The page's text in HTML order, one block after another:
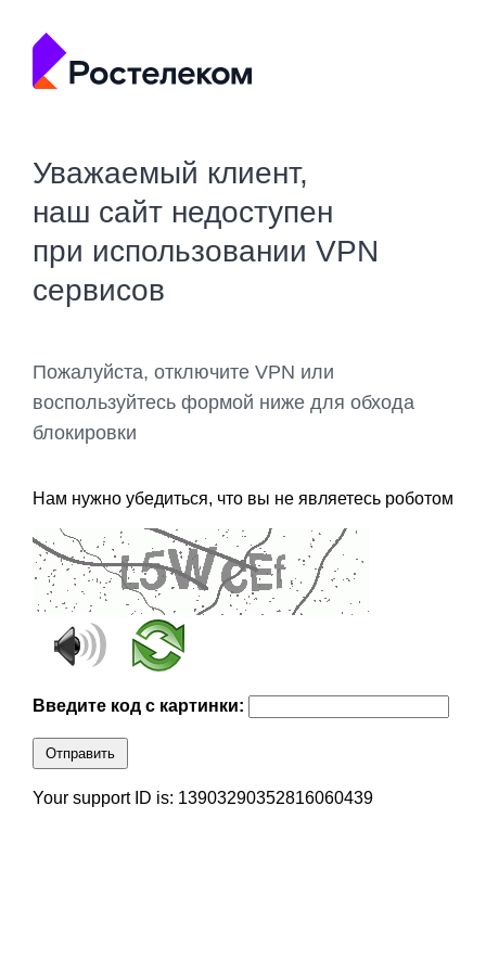
Уважаемый клиент,
наш сайт недоступен
при использовании VPN
сервисов
Пожалуйста, отключите VPN или
воспользуйтесь формой ниже для обхода
блокировки
Нам нужно убедиться, что вы не являетесь роботом
Введите код с картинки:
Отправить
Your support ID is: 13903290352816060439